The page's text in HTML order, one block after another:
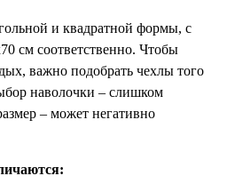
и квадратной формы, с
см соответственно. Чтобы
важно подобрать чехлы того
наволочки – слишком
– может негативно